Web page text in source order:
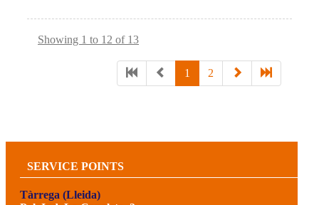
Showing 1 to 12 of 13
1 2
SERVICE POINTS
Tàrrega (Lleida)